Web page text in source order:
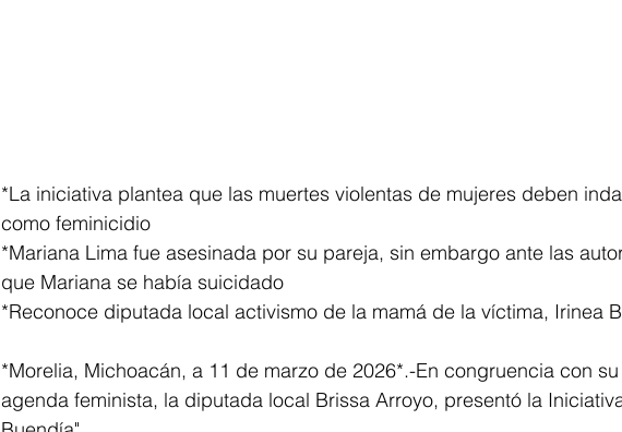
*La iniciativa plantea que las muertes violentas de mujeres deben
como feminicidio
*Mariana Lima fue asesinada por su pareja, sin embargo ante las
que Mariana se había suicidado
*Reconoce diputada local activismo de la mamá de la víctima, Irinea
*Morelia, Michoacán, a 11 de marzo de 2026*.-En congruencia con
agenda feminista, la diputada local Brissa Arroyo, presentó la